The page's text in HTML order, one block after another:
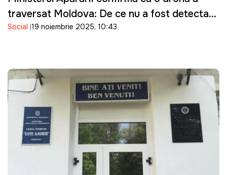
traversat Moldova: De ce nu a fost detectată
de sistemele de monitorizare a spațiului
Social 19 noiembrie 2025, 10:43